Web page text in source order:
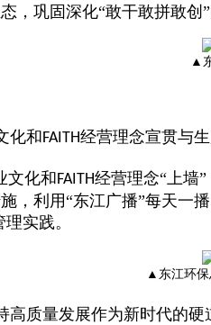
，巩固深化“敢干敢拼敢创”
▲
化和FAITH经营理念宣贯与
文化和FAITH经营理念“上墙
，利用“东江广播”每天一
实践。
▲东江环保
高质量发展作为新时代的